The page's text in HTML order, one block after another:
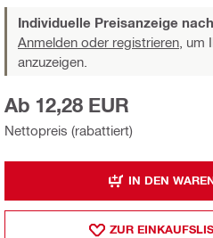
Individuelle Preisanzeige
Anmelden oder registrieren, um
anzuzeigen.
Nettopreis (rabattiert)
Ab 12,28 EUR
IN DEN
ZUR